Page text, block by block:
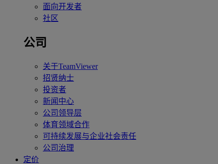
面向开发者
社区
公司
关于TeamViewer
招贤纳士
投资者
新闻中心
公司领导层
体育领域合作
可持续发展与企业社会责任
公司治理
定价